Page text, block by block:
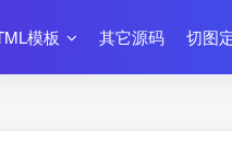
模板 其它源码 切图